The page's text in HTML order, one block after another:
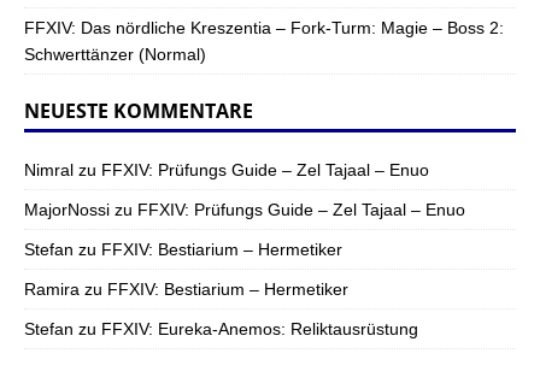
FFXIV: Das nördliche Kreszentia – Fork-Turm: Magie – Boss 2:
Schwerttänzer (Normal)
NEUESTE KOMMENTARE
Nimral zu FFXIV: Prüfungs Guide – Zel Tajaal – Enuo
MajorNossi zu FFXIV: Prüfungs Guide – Zel Tajaal – Enuo
Stefan zu FFXIV: Bestiarium – Hermetiker
Ramira zu FFXIV: Bestiarium – Hermetiker
Stefan zu FFXIV: Eureka-Anemos: Reliktausrüstung